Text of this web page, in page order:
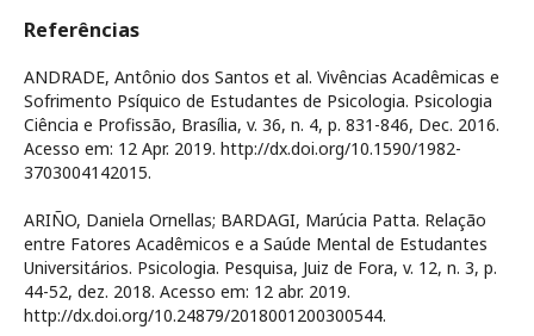
Referências
ANDRADE, Antônio dos Santos et al. Vivências Acadêmicas e
Sofrimento Psíquico de Estudantes de Psicologia. Psicologia
Ciência e Profissão, Brasília, v. 36, n. 4, p. 831-846, Dec. 2016.
Acesso em: 12 Apr. 2019. http://dx.doi.org/10.1590/1982-
3703004142015.
ARIÑO, Daniela Ornellas; BARDAGI, Marúcia Patta. Relação
entre Fatores Acadêmicos e a Saúde Mental de Estudantes
Universitários. Psicologia. Pesquisa, Juiz de Fora, v. 12, n. 3, p.
44-52, dez. 2018. Acesso em: 12 abr. 2019.
http://dx.doi.org/10.24879/2018001200300544.